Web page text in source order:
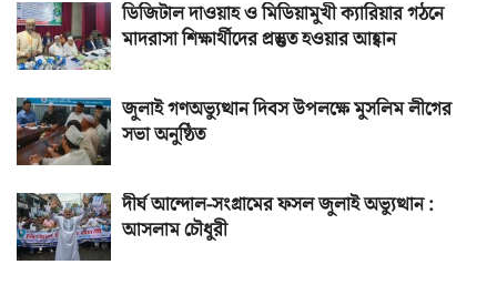
ডিজিটাল দাওয়াহ ও মিডিয়ামুখী ক্যারিয়ার গঠনে
মাদরাসা শিক্ষার্থীদের প্রস্তুত হওয়ার আহ্বান
জুলাই গণঅভ্যুত্থান দিবস উপলক্ষে মুসলিম লীগের
সভা অনুষ্ঠিত
দীর্ঘ আন্দোল-সংগ্রামের ফসল জুলাই অভ্যুত্থান :
আসলাম চৌধুরী